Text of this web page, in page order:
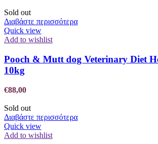
Sold out
Διαβάστε περισσότερα
Quick view
Add to wishlist
Pooch & Mutt dog Veterinary Diet
10kg
€88,00
Sold out
Διαβάστε περισσότερα
Quick view
Add to wishlist